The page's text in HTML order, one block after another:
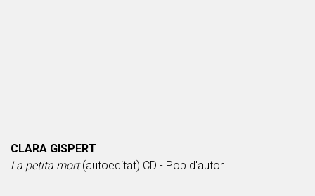
CLARA GISPERT
La petita mort(autoeditat) CD - Pop d'autor